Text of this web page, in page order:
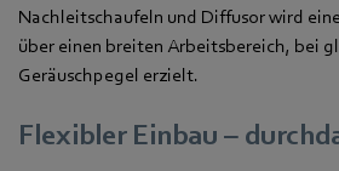
Nachleitschaufeln und Diffusor wird
über einen breiten Arbeitsbereich, bei
Geräuschpegel erzielt.
Flexibler Einbau –